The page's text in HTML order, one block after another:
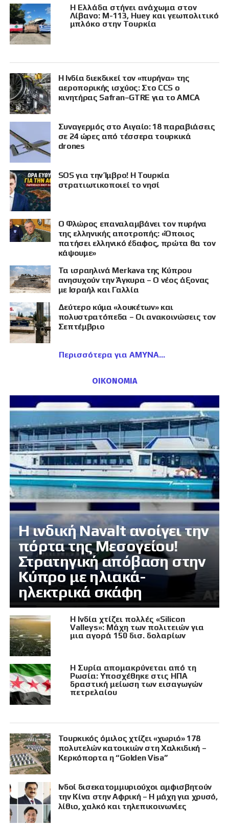
Η Ελλάδα στήνει ανάχωμα στον
Λίβανο: M-113, Huey και γεωπολιτικό
μπλόκο στην Τουρκία
Η Ινδία διεκδικεί τον «πυρήνα» της
αεροπορικής ισχύος: Στο CCS ο
κινητήρας Safran–GTRE για το AMCA
Συναγερμός στο Αιγαίο: 18 παραβιάσεις
σε 24 ώρες από τέσσερα τουρκικά
drones
SOS για την Ίμβρο! Η Τουρκία
στρατιωτικοποιεί το νησί
Ο Φλώρος επαναλαμβάνει τον πυρήνα
της ελληνικής αποτροπής: «Όποιος
πατήσει ελληνικό έδαφος, πρώτα θα τον
κάψουμε»
Τα ισραηλινά Merkava της Κύπρου
ανησυχούν την Άγκυρα – Ο νέος άξονας
με Ισραήλ και Γαλλία
Δεύτερο κύμα «λουκέτων» και
πολυστρατόπεδα – Οι ανακοινώσεις τον
Σεπτέμβριο
Περισσότερα για ΑΜΥΝΑ
ΟΙΚΟΝΟΜΙΑ
Η ινδική Navalt ανοίγει την
πόρτα της Μεσογείου!
Στρατηγική απόβαση στην
Κύπρο με ηλιακά-
ηλεκτρικά σκάφη
Η Ινδία χτίζει πολλές «Silicon
Valleys»: Μάχη των πολιτειών για
μια αγορά 150 δισ. δολαρίων
Η Συρία απομακρύνεται από τη
Ρωσία: Υποσχέθηκε στις ΗΠΑ
δραστική μείωση των εισαγωγών
πετρελαίου
Τουρκικός όμιλος χτίζει «χωριό» 178
πολυτελών κατοικιών στη Χαλκιδική –
Κερκόπορτα η “Golden Visa”
Ινδοί δισεκατομμυριούχοι αμφισβητούν
την Κίνα στην Αφρική – Η μάχη για χρυσό,
λίθιο, χαλκό και τηλεπικοινωνίες